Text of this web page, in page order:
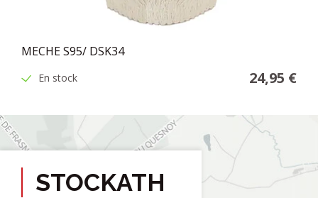
MECHE S95/ DSK34
En stock 24,95 €
STOCKATH